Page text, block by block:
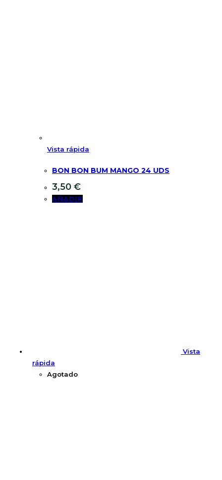
Vista rápida
BON BON BUM MANGO 24 UDS
3,50 €
AÑADIR
Vista
rápida
Agotado